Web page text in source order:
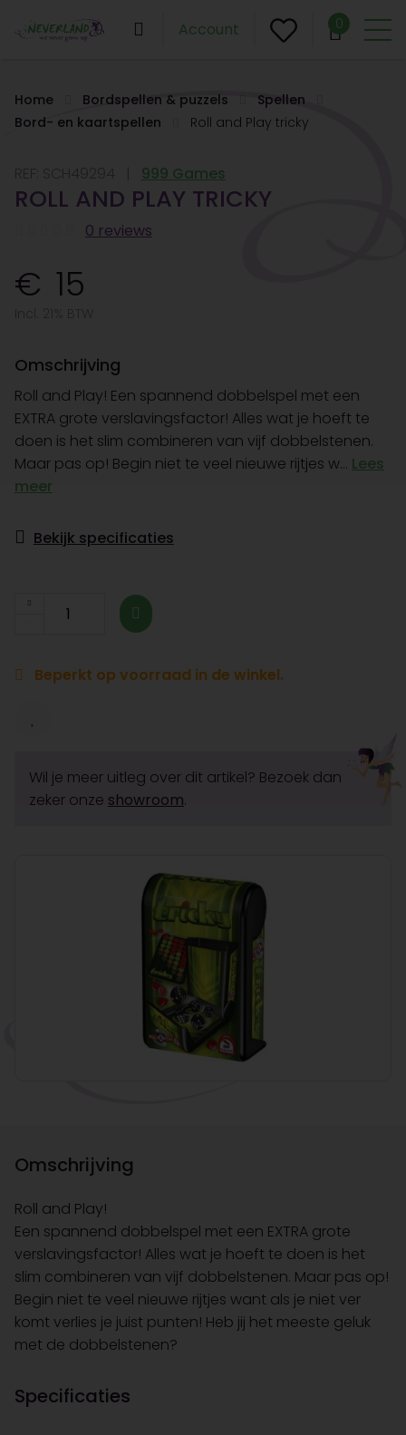
Account 0
Home Bordspellen & puzzels
Spellen
Bord- en kaartspellen
Roll and Play tricky
999 Games
ROLL AND PLAY TRICKY
0 reviews
15
Omschrijving
Roll and Play! Een spannend dobbelspel met een
EXTRA grote verslavingsfactor! Alles wat je hoeft te
doen is het slim combineren van vijf dobbelstenen.
Maar pas op! Begin niet te veel nieuwe rijtjes w... Lees
meer
Bekijk specificaties
Beperkt op voorraad in de winkel.
Wil je meer uitleg over dit artikel? Bezoek dan
zeker onze showroom.
Omschrijving
Roll and Play!
Een spannend dobbelspel met een EXTRA grote
verslavingsfactor! Alles wat je hoeft te doen is het
slim combineren van vijf dobbelstenen. Maar pas op!
Begin niet te veel nieuwe rijtjes want als je niet ver
komt verlies je juist punten! Heb jij het meeste geluk
met de dobbelstenen?
Specificaties